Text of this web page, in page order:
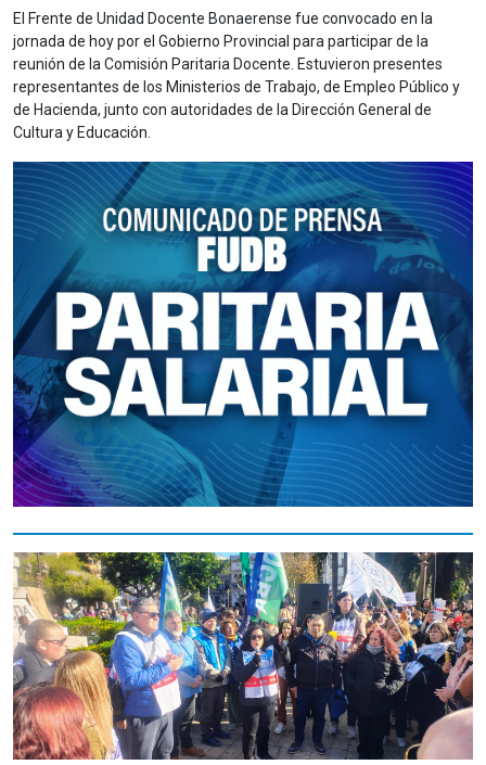
El Frente de Unidad Docente Bonaerense fue convocado en la
jornada de hoy por el Gobierno Provincial para participar de la
reunión de la Comisión Paritaria Docente. Estuvieron presentes
representantes de los Ministerios de Trabajo, de Empleo Público y
de Hacienda, junto con autoridades de la Dirección General de
Cultura y Educación.